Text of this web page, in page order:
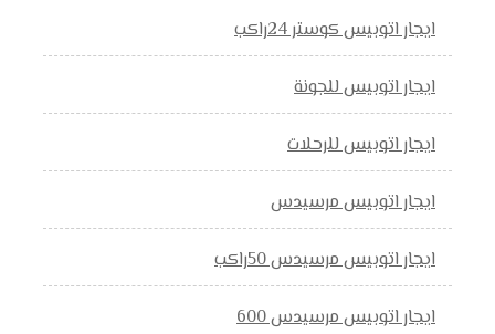
ايجار اتوبيس كوستر 24راكب
ايجار اتوبيس للجونة
ايجار اتوبيس للرحلات
ايجار اتوبيس مرسيدس
ايجار اتوبيس مرسيدس 50راكب
ايجار اتوبيس مرسيدس 600